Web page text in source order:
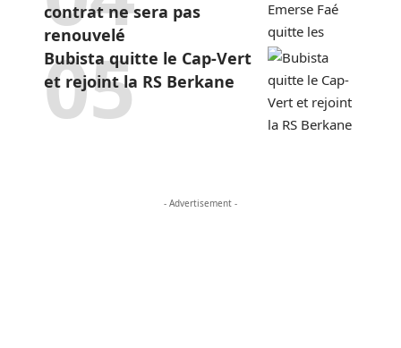
contrat ne sera pas
renouvelé
Bubista quitte le Cap-Vert
et rejoint la RS Berkane
- Advertisement -